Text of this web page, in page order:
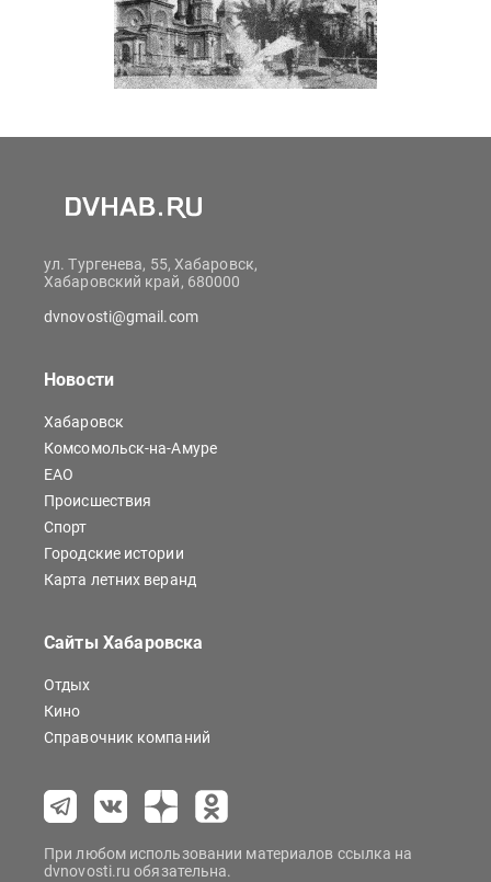
ул. Тургенева, 55, Хабаровск,
Хабаровский край, 680000
dvnovosti@gmail.com
Новости
Хабаровск
Комсомольск-на-Амуре
ЕАО
Происшествия
Спорт
Городские истории
Карта летних веранд
Сайты Хабаровска
Отдых
Кино
Справочник компаний
При любом использовании материалов ссылка на
dvnovosti.ru обязательна.